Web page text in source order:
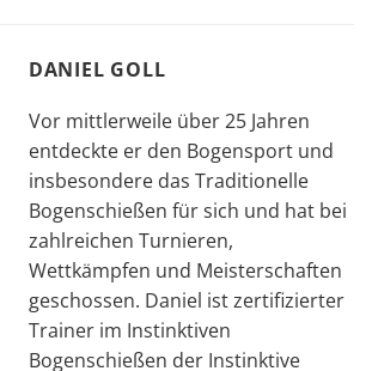
DANIEL GOLL
Vor mittlerweile über 25 Jahren
entdeckte er den Bogensport und
insbesondere das Tradi­tionelle
Bogen­schießen für sich und hat bei
zahl­reichen Tur­nieren,
Wettkämpfen und Meister­schaf­ten
geschos­sen. Daniel ist zertifizierter
Trainer im Instinktiven
Bogenschießen der Instinktive